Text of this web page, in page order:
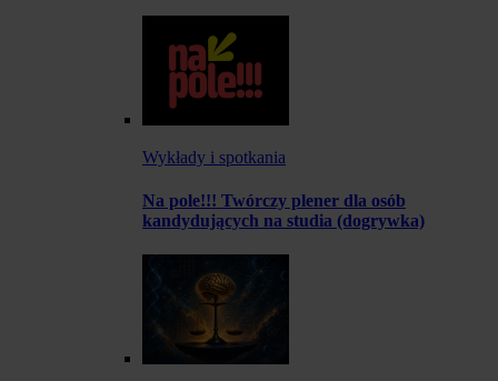
Wykłady i spotkania
Na pole!!! Twórczy plener dla osób
kandydujących na studia (dogrywka)